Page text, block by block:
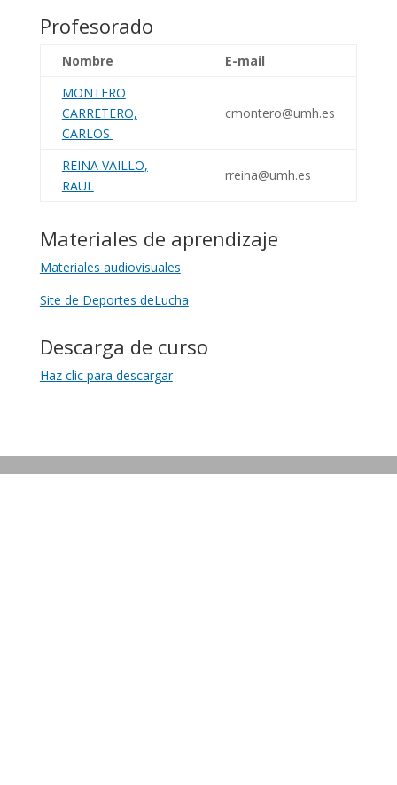
Profesorado
Nombre
E-mail
MONTERO
CARRETERO,
CARLOS
cmontero@umh.es
REINA VAILLO,
RAUL
rreina@umh.es
Materiales de aprendizaje
Materiales audiovisuales
Site de Deportes deLucha
Descarga de curso
Haz clic para descargar